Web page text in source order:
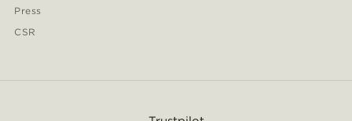
Press
CSR